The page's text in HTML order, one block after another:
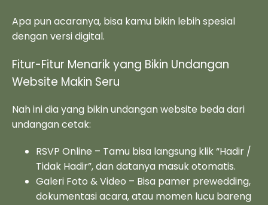
Apa pun acaranya, bisa kamu bikin lebih spesial
dengan versi digital.
Fitur-Fitur Menarik yang Bikin Undangan
Website Makin Seru
Nah ini dia yang bikin undangan website beda dari
undangan cetak:
RSVP Online – Tamu bisa langsung klik “Hadir /
Tidak Hadir”, dan datanya masuk otomatis.
Galeri Foto & Video – Bisa pamer prewedding,
dokumentasi acara, atau momen lucu bareng